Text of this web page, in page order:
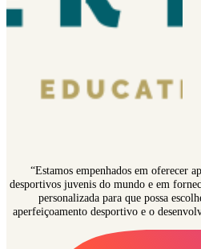
“Estamos empenhados em oferecer
desportivos juvenis do mundo e em
personalizada para que possa
aperfeiçoamento desportivo e o